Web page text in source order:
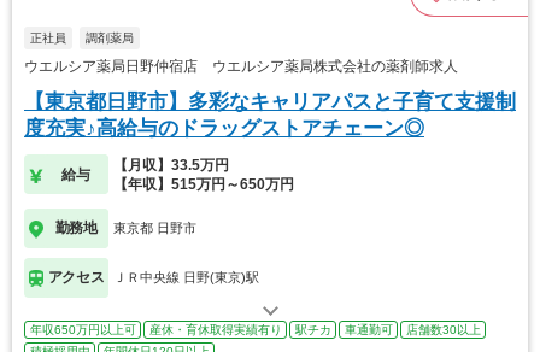
正社員 調剤薬局
ウエルシア薬局日野仲宿店 ウエルシア薬局株式会社の薬剤師求人
【東京都日野市】多彩なキャリアパスと子育て支援制
度充実♪高給与のドラッグストアチェーン◎
給与
【月収】33.5万円
【年収】515万円～650万円
勤務地 東京都 日野市
アクセス ＪＲ中央線 日野(東京)駅
年収650万円以上可 産休・育休取得実績有り 駅チカ 車通勤可
店舗数30以上